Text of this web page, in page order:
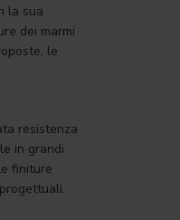
la sua
dei marmi
le
resistenza
in grandi
finiture